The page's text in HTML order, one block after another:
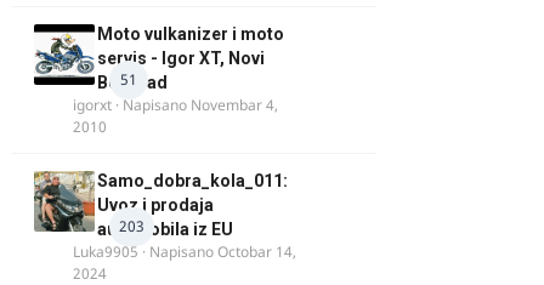
51
Moto vulkanizer i moto
servis - Igor XT, Novi
Beograd
igorxt · Napisano Novembar 4,
2010
203
Samo_dobra_kola_011:
Uvoz i prodaja
automobila iz EU
Luka9905 · NapisanoOctobar 14,
2024